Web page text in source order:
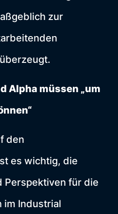
zur
Alpha müssen „um
den
es wichtig, die
Perspektiven für die
im Industrial